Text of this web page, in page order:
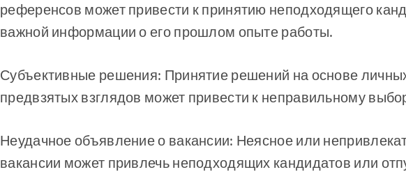
референсов может привести к принятию неподходящего
важной информации о его прошлом опыте работы.
Субъективные решения: Принятие решений на основе
предвзятых взглядов может привести к неправильному
Неудачное объявление о вакансии: Неясное или
вакансии может привлечь неподходящих кандидатов или